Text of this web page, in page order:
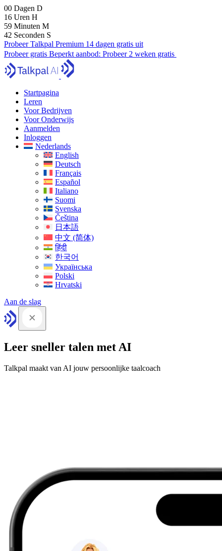
00 Dagen D
16 Uren H
59 Minuten M
41 Seconden S
Probeer Talkpal Premium 14 dagen gratis uit
Probeer gratis Beperkt aanbod: Probeer 2 weken gratis
Startpagina
Leren
Voor Bedrijven
Voor Onderwijs
Aanmelden
Inloggen
Nederlands
English
Deutsch
Français
Español
Italiano
Suomi
Svenska
Čeština
日本語
中文 (简体)
हिंदी
한국어
Українська
Polski
Hrvatski
Aan de slag
Leer sneller talen met AI
Talkpal maakt van AI jouw persoonlijke taalcoach